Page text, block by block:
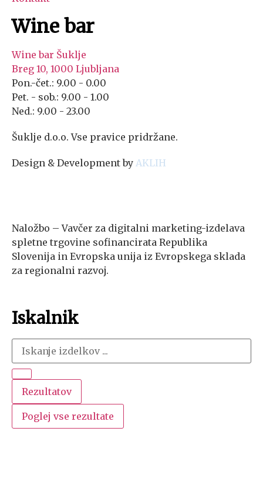
Wine bar
Wine bar Šuklje
Breg 10, 1000 Ljubljana
Pon.-čet.: 9.00 - 0.00
Pet. - sob.: 9.00 - 1.00
Ned.: 9.00 - 23.00
Šuklje d.o.o. Vse pravice pridržane.
Design & Development by AKLIH
Naložbo – Vavčer za digitalni marketing-izdelava
spletne trgovine sofinancirata Republika
Slovenija in Evropska unija iz Evropskega sklada
za regionalni razvoj.
Iskalnik
Rezultatov
Poglej vse rezultate